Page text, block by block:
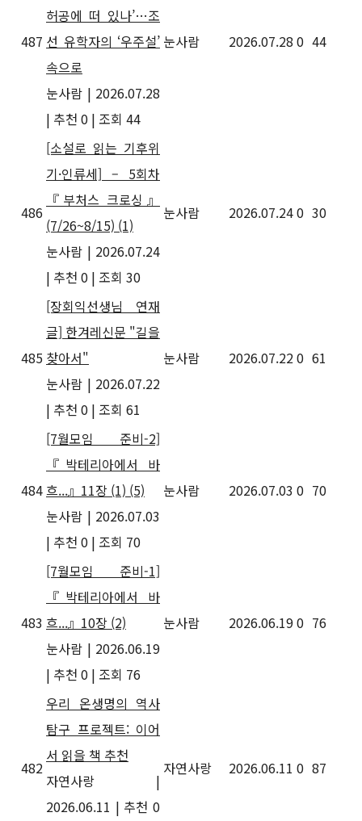
487
허공에 떠 있나’…조
선 유학자의 ‘우주설’
속으로
눈사람 | 2026.07.28
| 추천 0 | 조회 44
눈사람 2026.07.28 0 44
486
[소설로 읽는 기후위
기·인류세] – 5회차
『부처스 크로싱』
(7/26~8/15) (1)
눈사람 | 2026.07.24
| 추천 0 | 조회 30
눈사람 2026.07.240 30
485
[장회익선생님 연재
글] 한겨레신문 "길을
찾아서"
눈사람 | 2026.07.22
| 추천 0 | 조회 61
눈사람 2026.07.220 61
484
[7월모임 준비-2]
『박테리아에서 바
흐...』11장 (1) (5)
눈사람 | 2026.07.03
| 추천 0 | 조회 70
눈사람 2026.07.03 0 70
483
[7월모임 준비-1]
『박테리아에서 바
흐...』10장 (2)
눈사람 | 2026.06.19
| 추천 0 | 조회 76
눈사람 2026.06.190 76
482
우리 온생명의 역사
탐구 프로젝트: 이어
서 읽을 책 추천
자연사랑
|
2026.06.11 | 추천 0
자연사랑 2026.06.11 0 87